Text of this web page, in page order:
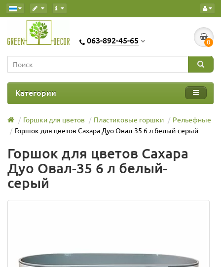
063-892-45-65 0
Категории
Горшки для цветов Пластиковые горшки
Рельефные
Горшок для цветов Сахара Дуо Овал-35 6 л белый-серый
Горшок для цветов Сахара
Дуо Овал-35 6 л белый-
серый